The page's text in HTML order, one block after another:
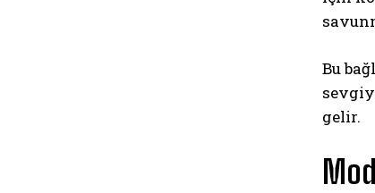
Bu
gelir.